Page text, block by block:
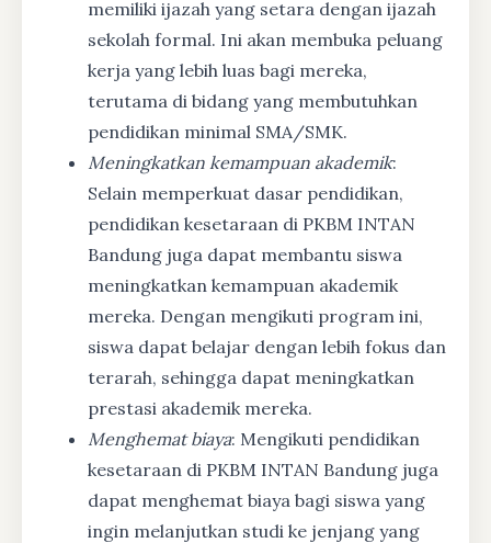
memiliki ijazah yang setara dengan ijazah
sekolah formal. Ini akan membuka peluang
kerja yang lebih luas bagi mereka,
terutama di bidang yang membutuhkan
pendidikan minimal SMA/SMK.
Meningkatkan kemampuan akademik:
Selain memperkuat dasar pendidikan,
pendidikan kesetaraan di PKBM INTAN
Bandung juga dapat membantu siswa
meningkatkan kemampuan akademik
mereka. Dengan mengikuti program ini,
siswa dapat belajar dengan lebih fokus dan
terarah, sehingga dapat meningkatkan
prestasi akademik mereka.
Menghemat biaya: Mengikuti pendidikan
kesetaraan di PKBM INTAN Bandung juga
dapat menghemat biaya bagi siswa yang
ingin melanjutkan studi ke jenjang yang